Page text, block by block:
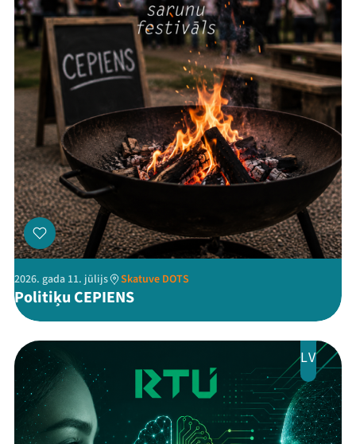
Veikals
Kontakti
ThreadsFacebookYoutube
X Instagram
Flick TikTok
2026. gada 11. jūlijs Skatuve DOTS
Politiķu CEPIENS
LV